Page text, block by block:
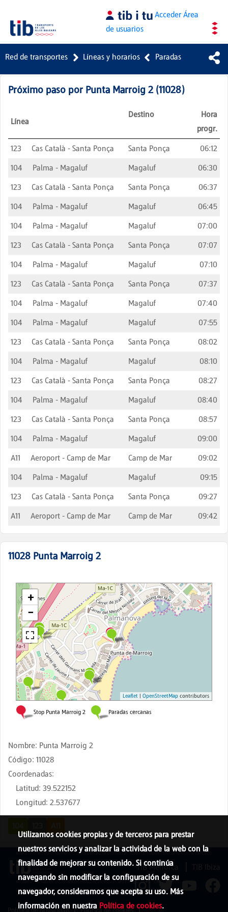
Saltar al contenido principal AccederÁrea
de usuarios
Red de transportes Líneas y horarios Paradas
Próximo paso por Punta Marroig 2 (11028)
Línea
Destino
Hora
progr.
123 Cas Català - Santa Ponça Santa Ponça
06:12
104
Palma - Magaluf Magaluf
06:30
123
Cas Català - Santa Ponça Santa Ponça
06:37
104
Palma - Magaluf Magaluf
06:45
104
Palma - Magaluf Magaluf
07:00
123
Cas Català - Santa Ponça Santa Ponça
07:07
104
Palma - Magaluf Magaluf
07:10
123
Cas Català - Santa Ponça Santa Ponça
07:37
104
Palma - Magaluf Magaluf
07:40
104
Palma - Magaluf Magaluf
07:55
123
Cas Català - Santa Ponça Santa Ponça
08:02
104
Palma - Magaluf Magaluf
08:10
123
Cas Català - Santa Ponça Santa Ponça
08:27
104
Palma - Magaluf Magaluf
08:40
123
Cas Català - Santa Ponça Santa Ponça
08:57
104
Palma - Magaluf Magaluf
09:00
A11
Aeroport - Camp de Mar Camp de Mar
09:02
104
Palma - Magaluf Magaluf
09:15
123
Cas Català - Santa Ponça Santa Ponça
09:27
A11
Aeroport - Camp de Mar Camp de Mar 09:42
11028 Punta Marroig 2
Nombre: Punta Marroig 2
Código: 11028
Coordenadas:
Latitud: 39.522152
Longitud: 2.537677
Utilizamos cookies propias y de terceros para prestar
nuestros servicios y analizar la actividad de la web con la
finalidad de mejorar su contenido. Si continúa
navegando sin modificar la configuración de su
navegador, consideramos que acepta su uso. Más
información en nuestra Política de cookies.
TIB Menorca